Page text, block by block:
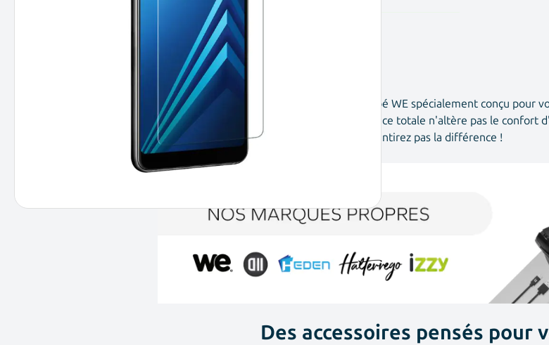
Description
Ce film de protection d'écran en verre trempé WE spécialement conçu pour
grande résistance aux impacts. Sa transparence totale n'altère pas le confort
d'épaisseur et son rebord arrondi, vous ne sentirez pas la différence !
Des accessoires pensés pour